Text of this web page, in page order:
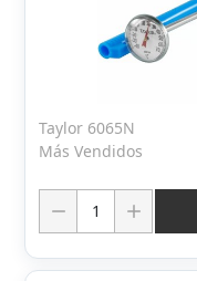
Taylor 6065N
Más Vendidos